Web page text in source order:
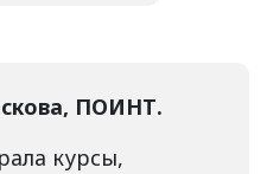
ПОИНТ.
курсы,